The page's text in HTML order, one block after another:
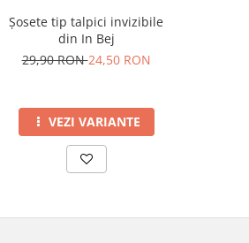
Șosete tip talpici invizibile
din In Bej
29,90 RON24,50 RON
VEZI VARIANTE